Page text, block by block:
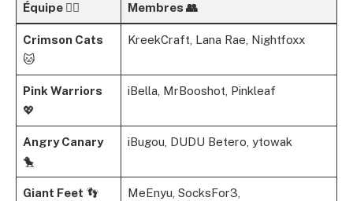
Équipe 🦸‍♂️ Membres 👥
Crimson Cats
🐱
KreekCraft, Lana Rae, Nightfoxx
Pink Warriors
💖
iBella, MrBooshot, Pinkleaf
Angry Canary
🐤
iBugou, DUDU Betero, ytowak
Giant Feet 👣
MeEnyu, SocksFor3,